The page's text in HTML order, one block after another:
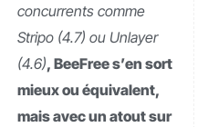
concurrents comme
Stripo (4.7) ou Unlayer
(4.6), BeeFree s’en sort
mieux ou équivalent,
mais avec un atout sur